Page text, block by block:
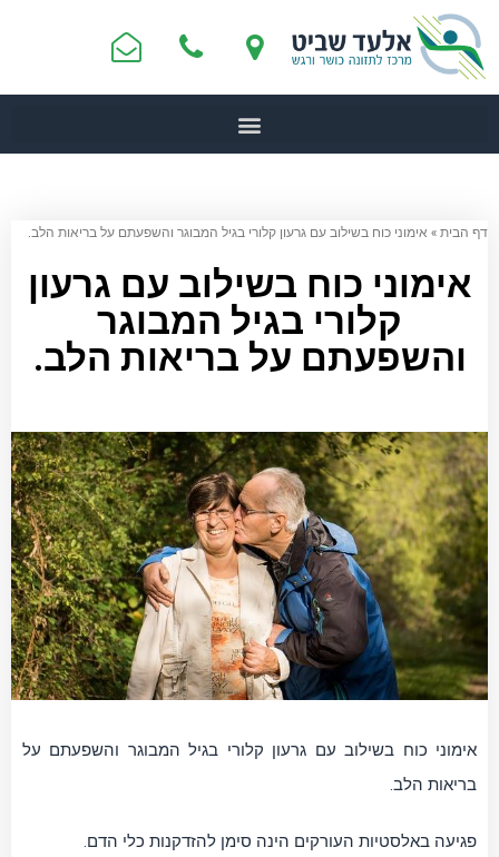
דף הבית» אימוני כוח בשילוב עם גרעון קלורי בגיל המבוגר והשפעתם על בריאות הלב.
אימוני כוח בשילוב עם גרעון
קלורי בגיל המבוגר
והשפעתם על בריאות הלב.
אימוני כוח בשילוב עם גרעון קלורי בגיל המבוגר והשפעתם על
בריאות הלב.
פגיעה באלסטיות העורקים הינה סימן להזדקנות כלי הדם.